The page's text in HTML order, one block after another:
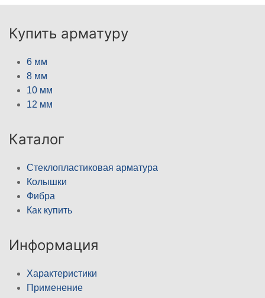
Купить арматуру
6 мм
8 мм
10 мм
12 мм
Каталог
Стеклопластиковая арматура
Колышки
Фибра
Как купить
Информация
Характеристики
Применение